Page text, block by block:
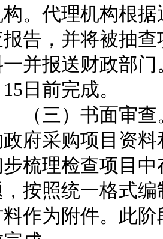
。代理机构根
报告，并将被抽
并报送财政部门
15日前完成。
三）书面审查
政府采购项目资
梳理检查项目中
，按照统一格式
作为附件。此阶